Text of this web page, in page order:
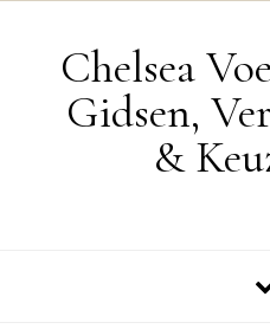
Chelsea
Gidsen,
&